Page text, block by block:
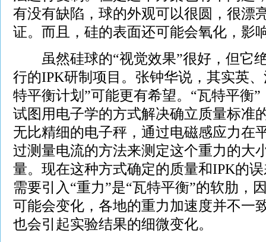
有没有缺陷，球的外观可以很圆，很漂
证。而且，硅的表面还可能会氧化，影
虽然硅球的“视觉效果”很好，但它
行的IPK研制项目。张钟华说，其实英
特平衡计划”可能更有希望。“瓦特平衡”
试图用电子学的方式解决确立质量标准
无比精细的电子秤，通过电磁感应力在
过测量电流的方法来测定这个重力的大
量。现在这种方式确定的质量和IPK的
需要引入“重力”是“瓦特平衡”的软肋，
可能会变化，各地的重力加速度并不一
也会引起实验结果的细微变化。